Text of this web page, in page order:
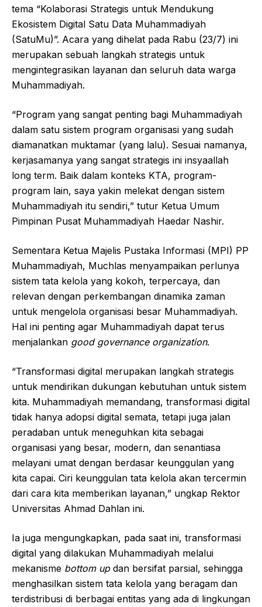
tema “Kolaborasi Strategis untuk Mendukung
Ekosistem Digital Satu Data Muhammadiyah
(SatuMu)”. Acara yang dihelat pada Rabu (23/7) ini
merupakan sebuah langkah strategis untuk
mengintegrasikan layanan dan seluruh data warga
Muhammadiyah.
“Program yang sangat penting bagi Muhammadiyah
dalam satu sistem program organisasi yang sudah
diamanatkan muktamar (yang lalu). Sesuai namanya,
kerjasamanya yang sangat strategis ini insyaallah
long term. Baik dalam konteks KTA, program-
program lain, saya yakin melekat dengan sistem
Muhammadiyah itu sendiri,” tutur Ketua Umum
Pimpinan Pusat Muhammadiyah Haedar Nashir.
Sementara Ketua Majelis Pustaka Informasi (MPI) PP
Muhammadiyah, Muchlas menyampaikan perlunya
sistem tata kelola yang kokoh, terpercaya, dan
relevan dengan perkembangan dinamika zaman
untuk mengelola organisasi besar Muhammadiyah.
Hal ini penting agar Muhammadiyah dapat terus
menjalankan good governance organization.
“Transformasi digital merupakan langkah strategis
untuk mendirikan dukungan kebutuhan untuk sistem
kita. Muhammadiyah memandang, transformasi digital
tidak hanya adopsi digital semata, tetapi juga jalan
peradaban untuk meneguhkan kita sebagai
organisasi yang besar, modern, dan senantiasa
melayani umat dengan berdasar keunggulan yang
kita capai. Ciri keunggulan tata kelola akan tercermin
dari cara kita memberikan layanan,” ungkap Rektor
Universitas Ahmad Dahlan ini.
Ia juga mengungkapkan, pada saat ini, transformasi
digital yang dilakukan Muhammadiyah melalui
mekanisme bottom updan bersifat parsial, sehingga
menghasilkan sistem tata kelola yang beragam dan
terdistribusi di berbagai entitas yang ada di lingkungan